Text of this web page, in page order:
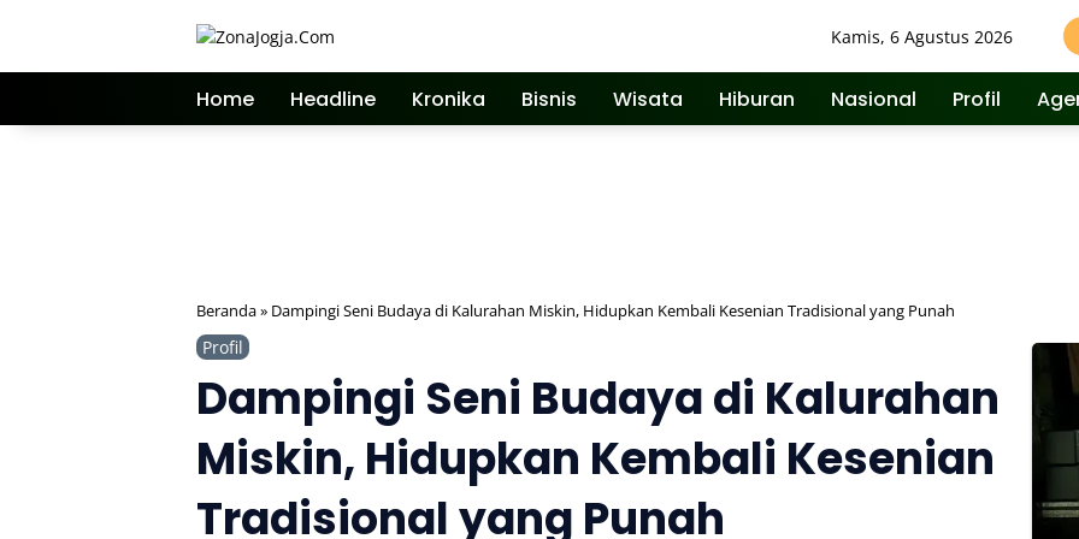
Kamis, 6 Agustus 2026
Home Headline Kronika Bisnis Wisata Hiburan Nasional Profil
Beranda» Dampingi Seni Budaya di Kalurahan Miskin, Hidupkan Kembali Kesenian Tradisional yang Punah
Profil
Dampingi Seni Budaya di Kalurahan
Miskin, Hidupkan Kembali Kesenian
Tradisional yang Punah